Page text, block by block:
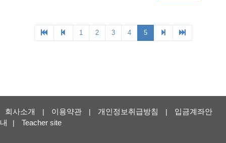
회사소개 | 이용약관 | 개인정보취급방침 |
입금계좌안
내
| Teacher site